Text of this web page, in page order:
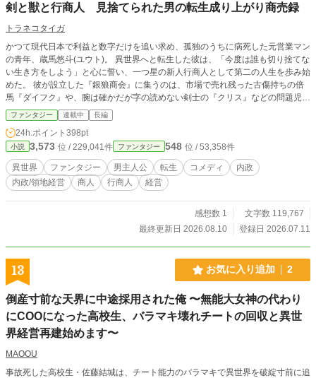
剣と獣と行商人 見捨てられた男の転生成り上がり商売録
トラネコタイガ
かつて現代日本で利益と数字だけを追い求め、孤独のうちに病死した元営業マン
の青年、蔵馬悠斗(ユウト)。 異世界へと転生した彼は、「今度は誰も切り捨てな
い生き方をしよう」と心に誓い、一つ星の新人行商人として第二の人生を歩み始
めた。 彼が設立した『銀狼商会』に集うのは、市場で売れ残った古傷持ちの倍
馬『ダイフク』や、腕は確かだが字の読めない剣士の『クリス』などの問題児ば
かり。 ユウトは世間から見放された者たちの価値を見抜いて拾い上げ、小さな
荷馬車で世界を巡りながら、様々な品と人々を繋いでいく。 商品を売ること
は、人を救うこと。 金貨一枚の取引が、やがて国の運命をも変えていく。 これ
は、一人の行商人が仲間たちと共に、世界から見捨てられた人や物に新たな価値
を見出し、やがて世界有数の大商会を築き上げる、再生と躍進の商業ファンタジ
ー。
ファンタジー 連載中 長編
24h.ポイント 398pt
小説 3,573 位 / 229,041件 ファンタジー 548 位 / 53,358件
異世界 ファンタジー 男主人公 転生 コメディ
内政
内政/領地経営
商人 行商人 経営
感想数 1
文字数 119,767
最終更新日 2026.08.10
登録日 2026.07.11
13 お気に入り追加 2
倒産寸前な天界に中途採用された俺 〜無能大女神の代わり
にCOOになった高校生、バラマキ壊れチートの回収と異世
界経営再建始めます〜
MAOOU
事故死した高校生・佐藤結城は、チート能力のバラマキで異世界を破綻寸前に追